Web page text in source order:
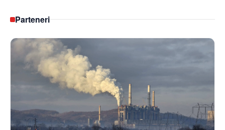
Parteneri